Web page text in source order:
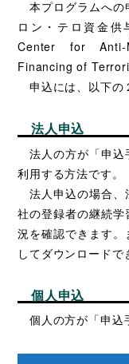
本プログラムへの
ロン・テロ資金
Center for Anti-
Financing of
申込には、以下の
法人申込
法人の方が「申込
利用する方法です。
法人申込の場合、
社の登録者の継続
況を確認できます。
してダウンロードで
個人申込
個人の方が「申込